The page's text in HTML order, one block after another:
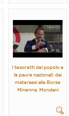
I tesoretti del popolo e
le paure nazionali: dai
materassi alle Borse
Minenna, Mondani